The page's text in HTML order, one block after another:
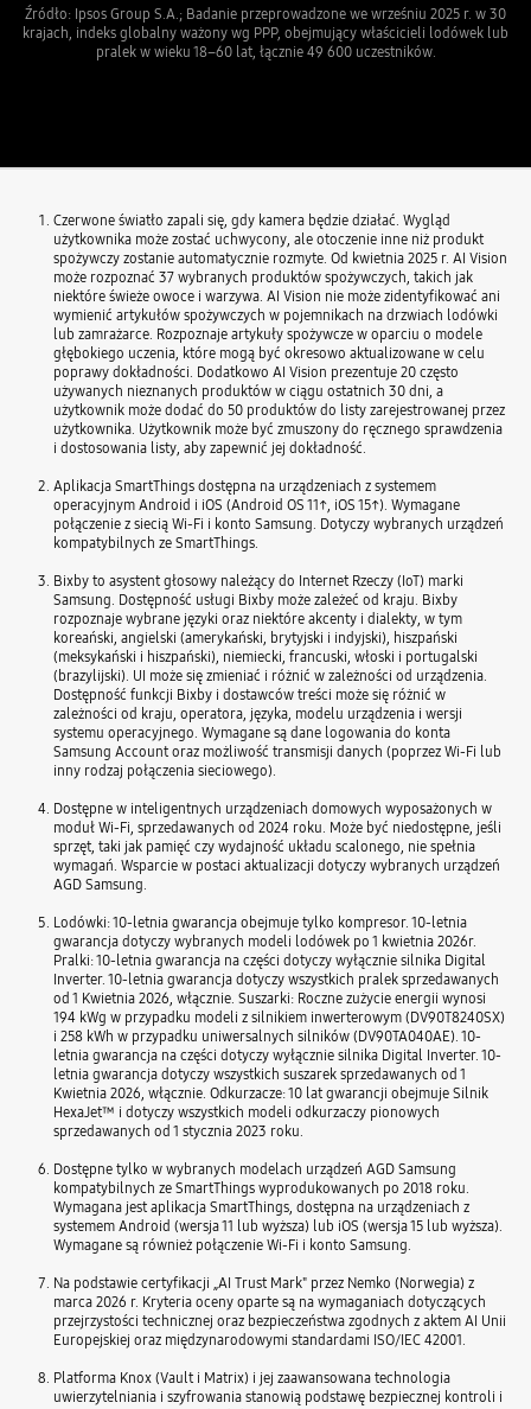
Źródło: Ipsos Group S.A.; Badanie przeprowadzone we wrześniu 2025 r. w 30
krajach, indeks globalny ważony wg PPP, obejmujący właścicieli lodówek lub
pralek w wieku 18–60 lat, łącznie 49 600 uczestników.
Czerwone światło zapali się, gdy kamera będzie działać. Wygląd
użytkownika może zostać uchwycony, ale otoczenie inne niż produkt
spożywczy zostanie automatycznie rozmyte. Od kwietnia 2025 r. AI Vision
może rozpoznać 37 wybranych produktów spożywczych, takich jak
niektóre świeże owoce i warzywa. AI Vision nie może zidentyfikować ani
wymienić artykułów spożywczych w pojemnikach na drzwiach lodówki
lub zamrażarce. Rozpoznaje artykuły spożywcze w oparciu o modele
głębokiego uczenia, które mogą być okresowo aktualizowane w celu
poprawy dokładności. Dodatkowo AI Vision prezentuje 20 często
używanych nieznanych produktów w ciągu ostatnich 30 dni, a
użytkownik może dodać do 50 produktów do listy zarejestrowanej przez
użytkownika. Użytkownik może być zmuszony do ręcznego sprawdzenia
i dostosowania listy, aby zapewnić jej dokładność.
Aplikacja SmartThings dostępna na urządzeniach z systemem
operacyjnym Android i iOS (Android OS 11↑, iOS 15↑). Wymagane
połączenie z siecią Wi-Fi i konto Samsung. Dotyczy wybranych urządzeń
kompatybilnych ze SmartThings.
Bixby to asystent głosowy należący do Internet Rzeczy (IoT) marki
Samsung. Dostępność usługi Bixby może zależeć od kraju. Bixby
rozpoznaje wybrane języki oraz niektóre akcenty i dialekty, w tym
koreański, angielski (amerykański, brytyjski i indyjski), hiszpański
(meksykański i hiszpański), niemiecki, francuski, włoski i portugalski
(brazylijski). UI może się zmieniać i różnić w zależności od urządzenia.
Dostępność funkcji Bixby i dostawców treści może się różnić w
zależności od kraju, operatora, języka, modelu urządzenia i wersji
systemu operacyjnego. Wymagane są dane logowania do konta
Samsung Account oraz możliwość transmisji danych (poprzez Wi-Fi lub
inny rodzaj połączenia sieciowego).
Dostępne w inteligentnych urządzeniach domowych wyposażonych w
moduł Wi-Fi, sprzedawanych od 2024 roku. Może być niedostępne, jeśli
sprzęt, taki jak pamięć czy wydajność układu scalonego, nie spełnia
wymagań. Wsparcie w postaci aktualizacji dotyczy wybranych urządzeń
AGD Samsung.
Lodówki: 10-letnia gwarancja obejmuje tylko kompresor. 10-letnia
gwarancja dotyczy wybranych modeli lodówek po 1 kwietnia 2026r.
Pralki: 10-letnia gwarancja na części dotyczy wyłącznie silnika Digital
Inverter. 10-letnia gwarancja dotyczy wszystkich pralek sprzedawanych
od 1 Kwietnia 2026, włącznie. Suszarki: Roczne zużycie energii wynosi
194 kWg w przypadku modeli z silnikiem inwerterowym (DV90T8240SX)
i 258 kWh w przypadku uniwersalnych silników (DV90TA040AE). 10-
letnia gwarancja na części dotyczy wyłącznie silnika Digital Inverter. 10-
letnia gwarancja dotyczy wszystkich suszarek sprzedawanych od 1
Kwietnia 2026, włącznie. Odkurzacze: 10 lat gwarancji obejmuje Silnik
HexaJet™ i dotyczy wszystkich modeli odkurzaczy pionowych
sprzedawanych od 1 stycznia 2023 roku.
Dostępne tylko w wybranych modelach urządzeń AGD Samsung
kompatybilnych ze SmartThings wyprodukowanych po 2018 roku.
Wymagana jest aplikacja SmartThings, dostępna na urządzeniach z
systemem Android (wersja 11 lub wyższa) lub iOS (wersja 15 lub wyższa).
Wymagane są również połączenie Wi-Fi i konto Samsung.
Na podstawie certyfikacji „AI Trust Mark" przez Nemko (Norwegia) z
marca 2026 r. Kryteria oceny oparte są na wymaganiach dotyczących
przejrzystości technicznej oraz bezpieczeństwa zgodnych z aktem AI Unii
Europejskiej oraz międzynarodowymi standardami ISO/IEC 42001.
Platforma Knox (Vault i Matrix) i jej zaawansowana technologia
uwierzytelniania i szyfrowania stanowią podstawę bezpiecznej kontroli i